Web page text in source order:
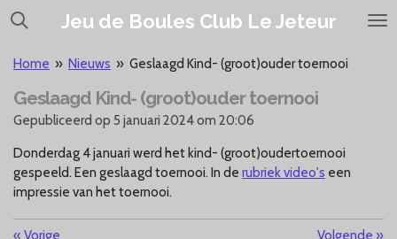
Ga
naar
hoofdinhoud
Jeu de Boules Club Le Jeteur
Home » Nieuws » Geslaagd Kind- (groot)ouder toernooi
Geslaagd Kind- (groot)ouder toernooi
Gepubliceerd op 5 januari 2024 om 20:06
Donderdag 4 januari werd het kind- (groot)oudertoernooi
gespeeld. Een geslaagd toernooi. In de rubriek video's een
impressie van het toernooi.
« Vorige Volgende »